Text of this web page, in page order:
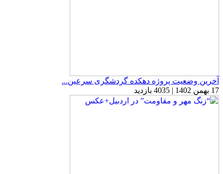
آخرین وضعیت پروژه دهکده گردشگری سرعین...
17 بهمن 1402 | 4035 بازدید